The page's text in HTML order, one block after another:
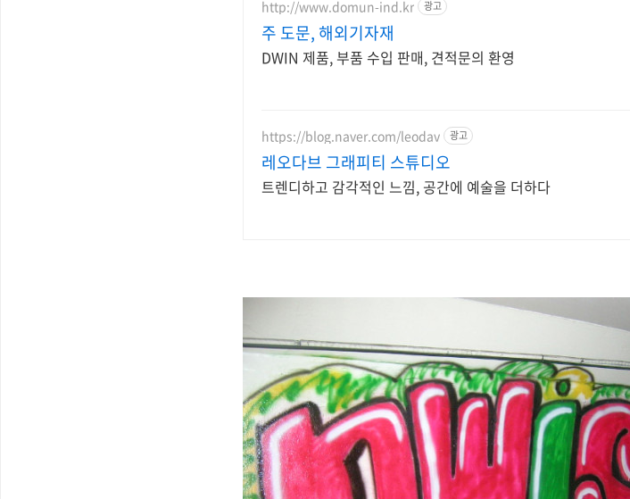
http://www.domun-ind.kr 광고
주 도문, 해외기자재
DWIN 제품, 부품 수입 판매, 견적문의 환영
https://blog.naver.com/leodav 광고
레오다브 그래피티 스튜디오
트렌디하고 감각적인 느낌, 공간에 예술을 더하다